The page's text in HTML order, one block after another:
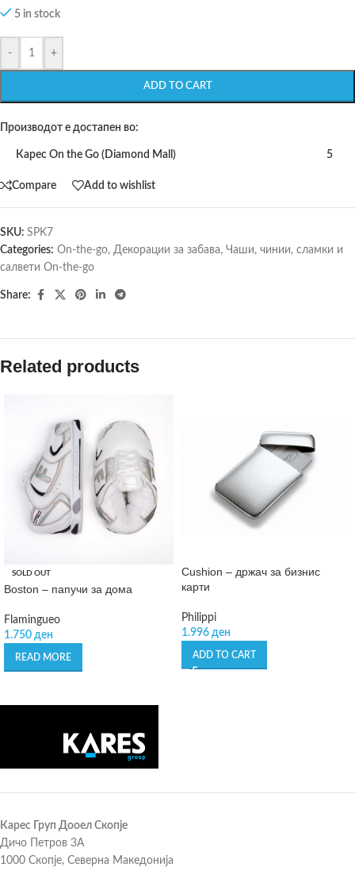
5 in stock
- +
ADD TO CART
Производот е достапен во:
Карес On the Go (Diamond Mall) 5
Compare Add to wishlist
SKU: SPK7
Categories: On-the-go, Декорации за забава, Чаши, чинии, сламки и
салвети On-the-go
Share:
Related products
SOLD OUT
Boston – папучи за дома
Flamingueo
1.750 ден
READ MORE
Cushion – држач за бизнис
карти
Philippi
1.996 ден
ADD TO CART
Карес Груп Дооел Скопје
Дичо Петров 3А
1000 Скопје, Северна Македонија